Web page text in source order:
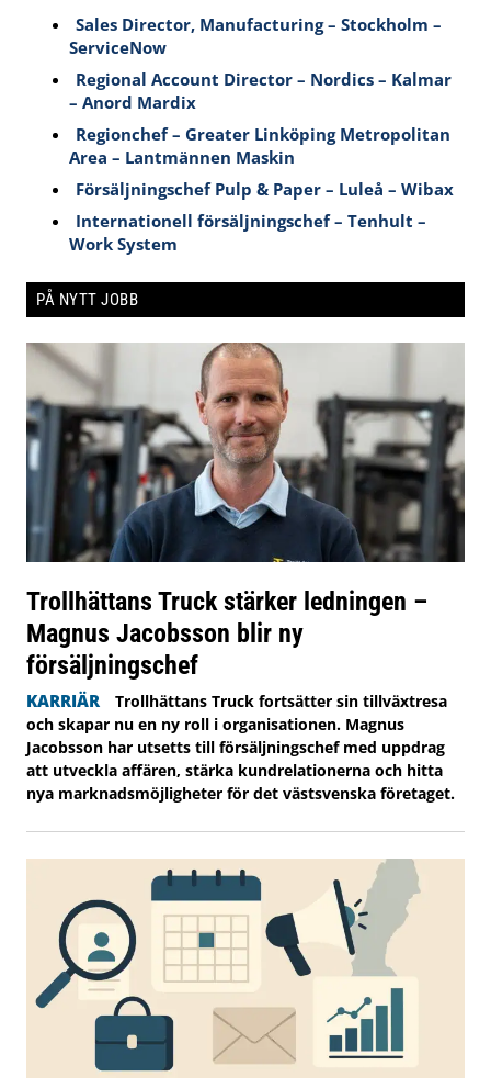
Sales Director, Manufacturing – Stockholm –
ServiceNow
Regional Account Director – Nordics – Kalmar
– Anord Mardix
Regionchef – Greater Linköping Metropolitan
Area – Lantmännen Maskin
Försäljningschef Pulp & Paper – Luleå – Wibax
Internationell försäljningschef – Tenhult –
Work System
PÅ NYTT JOBB
Trollhättans Truck stärker ledningen –
Magnus Jacobsson blir ny
försäljningschef
KARRIÄR
Trollhättans Truck fortsätter sin tillväxtresa
och skapar nu en ny roll i organisationen. Magnus
Jacobsson har utsetts till försäljningschef med uppdrag
att utveckla affären, stärka kundrelationerna och hitta
nya marknadsmöjligheter för det västsvenska företaget.